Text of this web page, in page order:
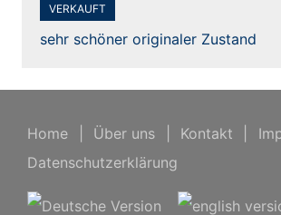
VERKAUFT
sehr schöner originaler Zustand
Home Über uns Kontakt
Datenschutzerklärung